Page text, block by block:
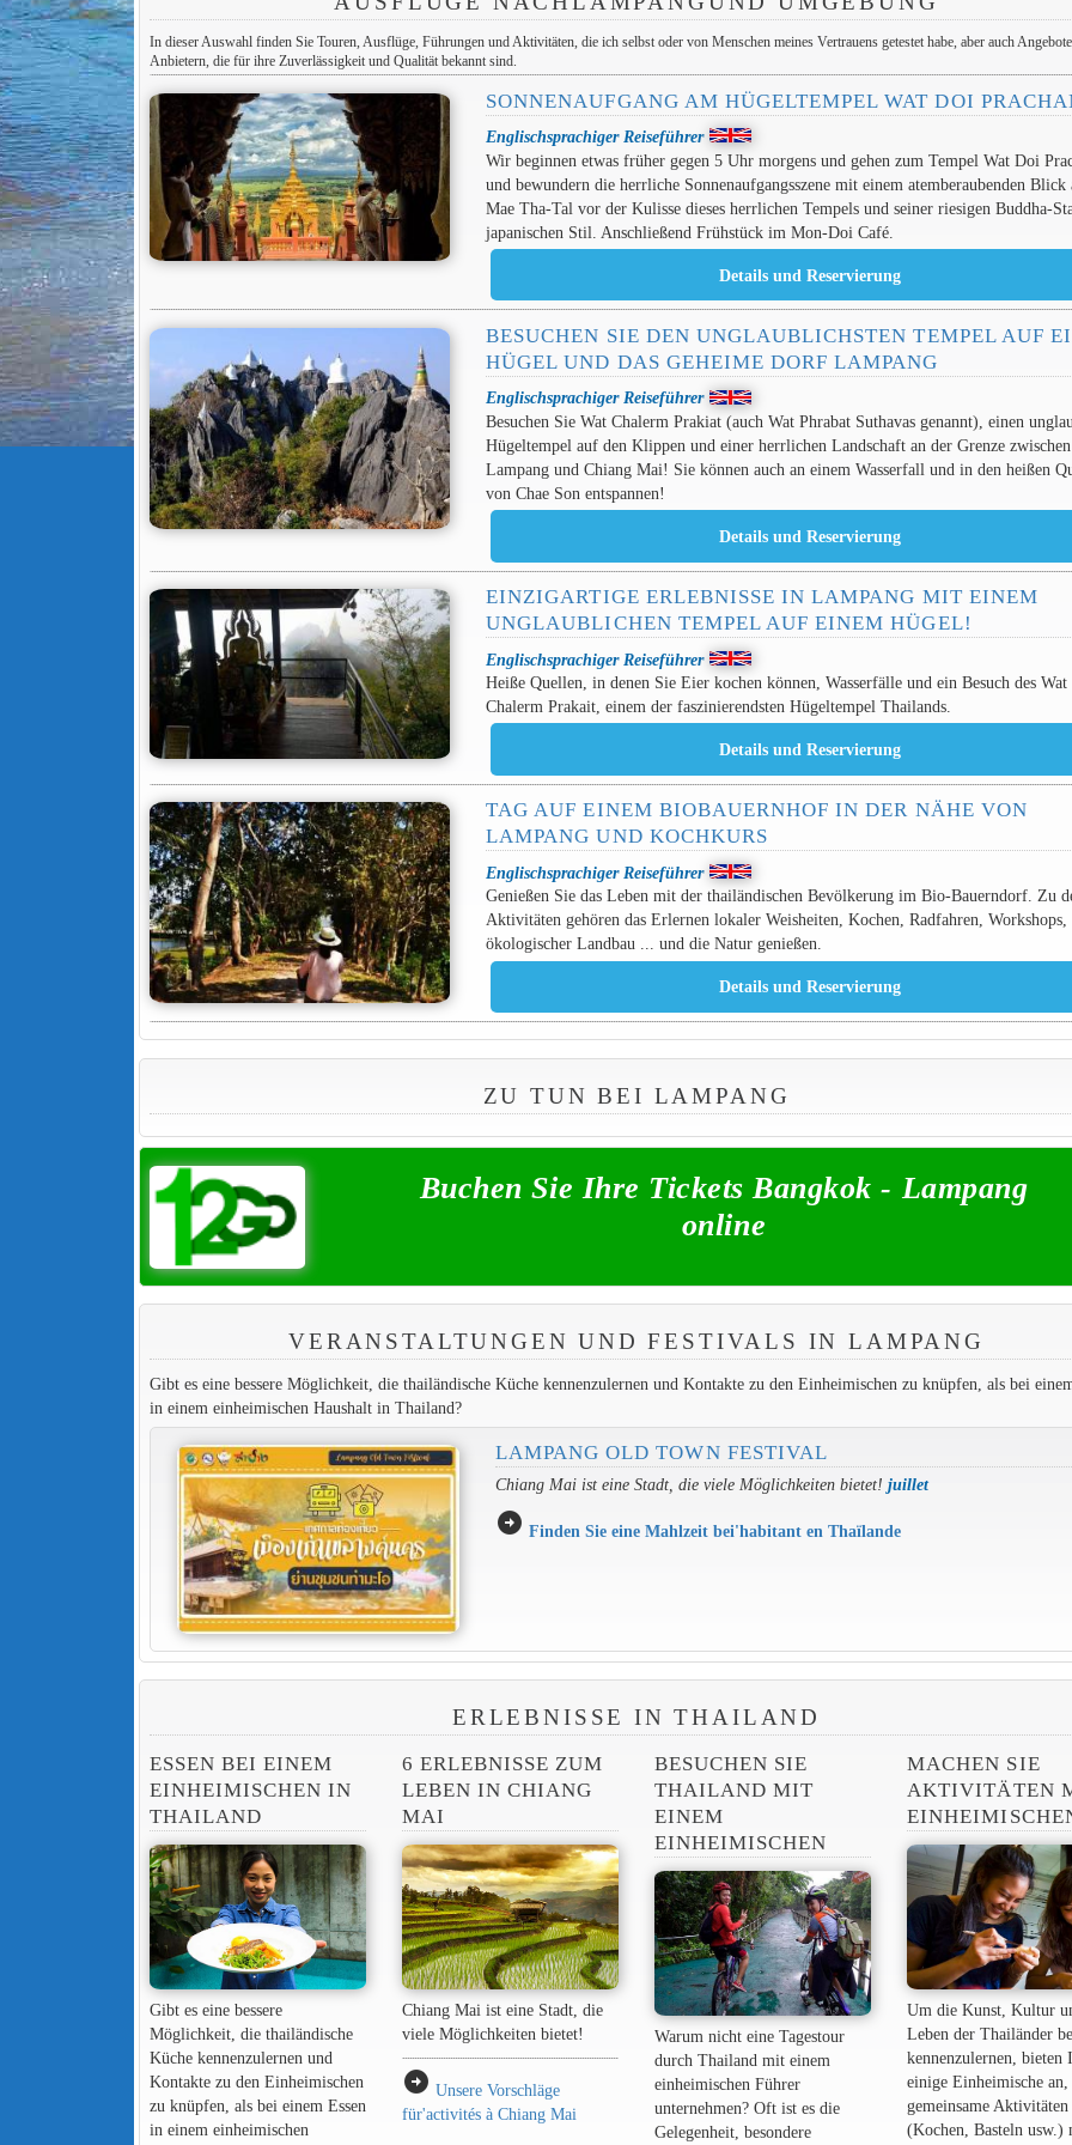
In dieser Auswahl finden Sie Touren, Ausflüge, Führungen und Aktivitäten, die ich selbst oder von Menschen meines Vertrauens getestet habe, aber auch
Anbietern, die für ihre Zuverlässigkeit und Qualität bekannt sind.
SONNENAUFGANG AM HÜGELTEMPEL WAT DOI
Englischsprachiger Reiseführer
Wir beginnen etwas früher gegen 5 Uhr morgens und gehen zum Tempel Wat Doi
und bewundern die herrliche Sonnenaufgangsszene mit einem atemberaubenden Blick
Mae Tha-Tal vor der Kulisse dieses herrlichen Tempels und seiner riesigen Buddha-
japanischen Stil. Anschließend Frühstück im Mon-Doi Café.
BESUCHEN SIE DEN UNGLAUBLICHSTEN TEMPEL AUF
HÜGEL UND DAS GEHEIME DORF LAMPANG
Englischsprachiger Reiseführer
Besuchen Sie Wat Chalerm Prakiat (auch Wat Phrabat Suthavas genannt), einen
Hügeltempel auf den Klippen und einer herrlichen Landschaft an der Grenze zwischen
Lampang und Chiang Mai! Sie können auch an einem Wasserfall und in den heißen
von Chae Son entspannen!
EINZIGARTIGE ERLEBNISSE IN LAMPANG MIT EINEM
UNGLAUBLICHEN TEMPEL AUF EINEM HÜGEL!
Englischsprachiger Reiseführer
Heiße Quellen, in denen Sie Eier kochen können, Wasserfälle und ein Besuch des Wat
Chalerm Prakait, einem der faszinierendsten Hügeltempel Thailands.
TAG AUF EINEM BIOBAUERNHOF IN DER NÄHE VON
LAMPANG UND KOCHKURS
Englischsprachiger Reiseführer
Genießen Sie das Leben mit der thailändischen Bevölkerung im Bio-Bauerndorf. Zu
Aktivitäten gehören das Erlernen lokaler Weisheiten, Kochen, Radfahren, Workshops,
ökologischer Landbau ... und die Natur genießen.
ZU TUN BEI LAMPANG
Buchen Sie Ihre Tickets Bangkok - Lampang
online
VERANSTALTUNGEN UND FESTIVALS IN LAMPANG
Gibt es eine bessere Möglichkeit, die thailändische Küche kennenzulernen und Kontakte zu den Einheimischen zu knüpfen, als bei
in einem einheimischen Haushalt in Thailand?
LAMPANG OLD TOWN FESTIVAL
Chiang Mai ist eine Stadt, die viele Möglichkeiten bietet! juillet
arrow_circle_right Finden Sie eine Mahlzeit bei'habitant en Thaïlande
ERLEBNISSE IN THAILAND
ESSEN BEI EINEM
EINHEIMISCHEN IN
THAILAND
Gibt es eine bessere
Möglichkeit, die thailändische
Küche kennenzulernen und
Kontakte zu den Einheimischen
zu knüpfen, als bei einem Essen
in einem einheimischen
6 ERLEBNISSE ZUM
LEBEN IN CHIANG
MAI
Chiang Mai ist eine Stadt, die
viele Möglichkeiten bietet!
arrow_circle_right Unsere Vorschläge
für'activités à Chiang Mai
BESUCHEN SIE
THAILAND MIT
EINEM
EINHEIMISCHEN
Warum nicht eine Tagestour
durch Thailand mit einem
einheimischen Führer
unternehmen? Oft ist es die
Gelegenheit, besondere
MACHEN SIE
AKTIVITÄTEN
Um die Kunst, Kultur
Leben der Thailänder
kennenzulernen, bieten
einige Einheimische an,
gemeinsame Aktivitäten
(Kochen, Basteln usw.)